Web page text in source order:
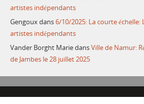
artistes indépendants
Gengouxdans6/10/2025: La courte échelle:
artistes indépendants
Vander Borght MariedansVille de Namur:
de Jambes le 28 juillet 2025